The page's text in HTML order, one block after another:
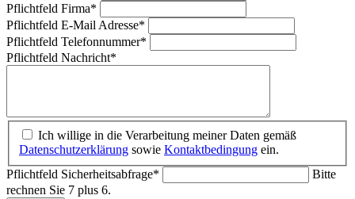
Pflichtfeld Firma*
Pflichtfeld E-Mail Adresse*
Pflichtfeld Telefonnummer*
Pflichtfeld Nachricht*
Ich willige in die Verarbeitung meiner Daten gemäß
Datenschutzerklärung sowie Kontaktbedingung ein.
Pflichtfeld Sicherheitsabfrage*
Bitte
rechnen Sie 7 plus 6.